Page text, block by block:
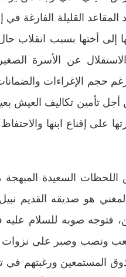
القليلة الفارغة في
إلى أختها بسبب انقلاب
عن الأسرة
حجم الإغراءات
أجل تأمين تكاليف العيش
على إقناع ابنها
السعيدة المبهجة
هو صديقه القديم
فتوجه صوبه للسلام
ونصب وصبر على نزوات
المستمعين ورغبتهم في